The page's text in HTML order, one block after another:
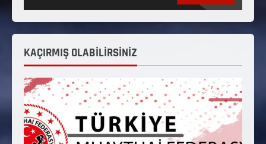
KAÇIRMIŞ OLABİLİRSİNİZ